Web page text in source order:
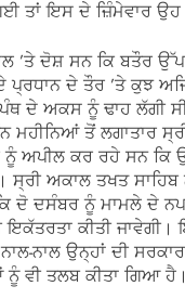
ਤਾਂ ਇਸ ਦੇ ਜ਼ਿੰਮੇਵਾਰ
’ਤੇ ਦੋਸ਼ ਸਨ ਕਿ ਬਤੌਰ
ਪ੍ਰਧਾਨ ਦੇ ਤੌਰ ’ਤੇ ਕੁਝ
ਪੰਥ ਦੇ ਅਕਸ ਨੂੰ ਢਾਹ ਲੱਗੀ
ਮਹੀਨਿਆਂ ਤੋਂ ਲਗਾਤਾਰ
ਨੂੰ ਅਪੀਲ ਕਰ ਰਹੇ ਸਨ ਕਿ
ਸ੍ਰੀ ਅਕਾਲ ਤਖਤ
ਦੋ ਦਸੰਬਰ ਨੂੰ ਮਾਮਲੇ ਦੇ
ਇਕੱਤਰਤਾ ਕੀਤੀ
ਨਾਲ ਉਨ੍ਹਾਂ ਦੀ
ਵੀ ਤਲਬ ਕੀਤਾ ਗਿਆ ਹੈ।